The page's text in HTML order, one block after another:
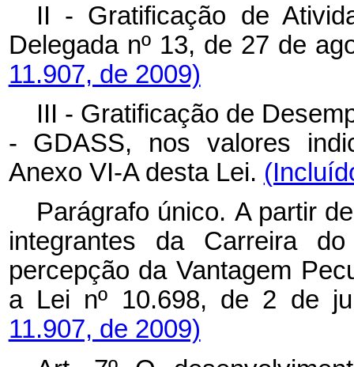
II - Gratificação de
Delegada nº 13, de 27 de
11.907, de 2009)
III - Gratificação de
- GDASS, nos valores
Anexo VI-A desta Lei.
Parágrafo único. A partir
integrantes da Carreira
percepção da Vantagem
a Lei nº 10.698, de 2 de
11.907, de 2009)